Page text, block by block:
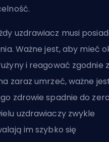
uzdrawiacz musi
Ważne jest, aby mieć
i reagować zgodnie
zaraz umrzeć, ważne
zdrowie spadnie do
uzdrawiaczy zwykle
im szybko się